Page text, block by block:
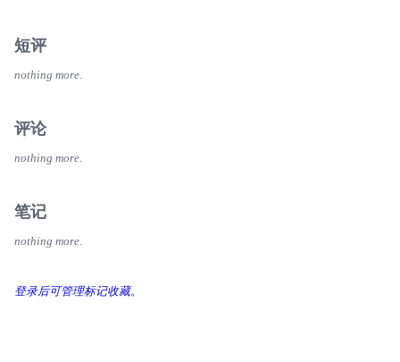
登录后可管理标记收藏。
短评
nothing more.
评论
nothing more.
笔记
nothing more.